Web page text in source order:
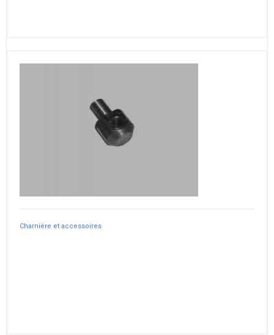
Charnière et accessoires